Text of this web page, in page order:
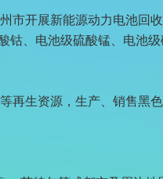
开展新能源动力电池回
钴、电池级硫酸锰、电池
再生资源，生产、销售黑